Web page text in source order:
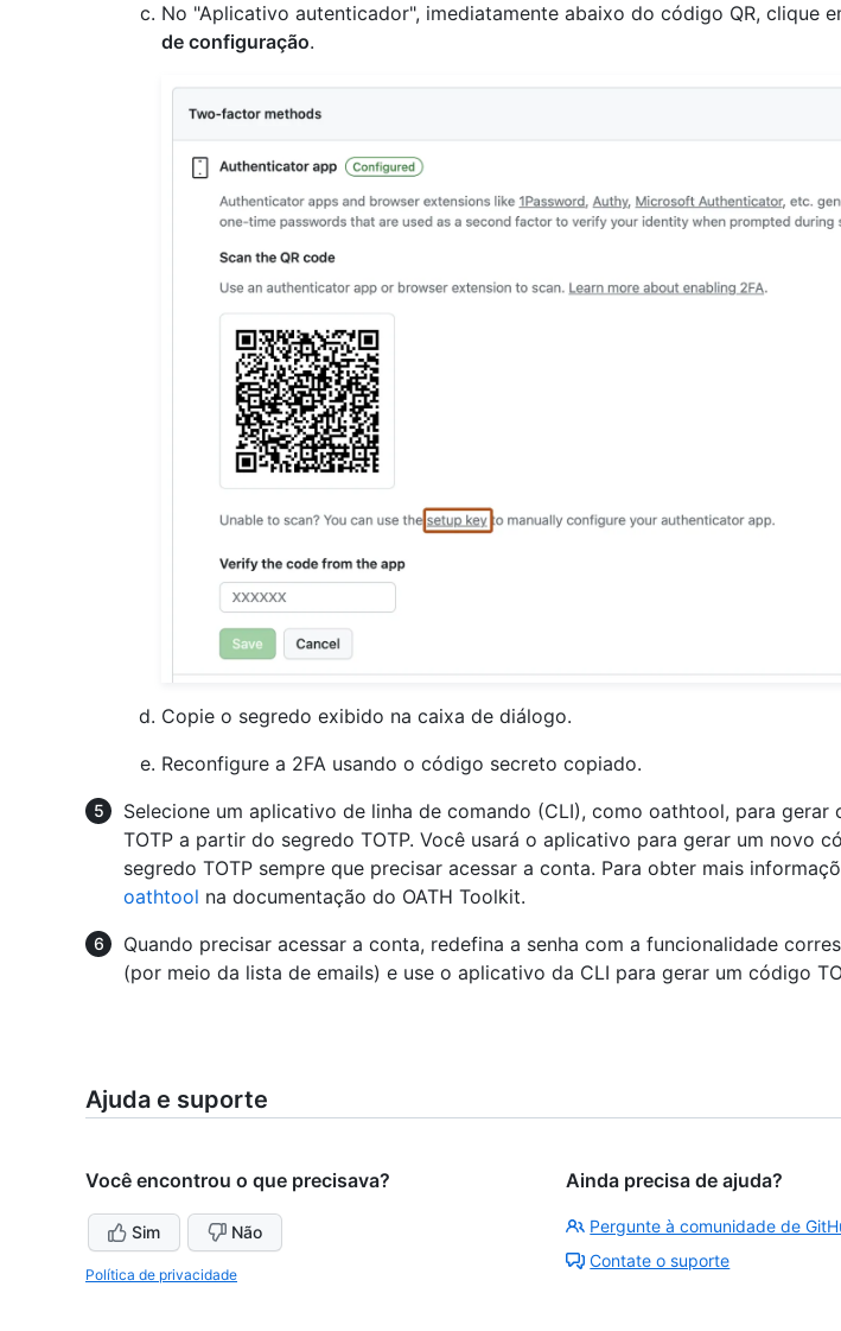
No "Aplicativo autenticador", imediatamente abaixo do código QR, clique
de configuração.
Copie o segredo exibido na caixa de diálogo.
Reconfigure a 2FA usando o código secreto copiado.
Selecione um aplicativo de linha de comando (CLI), como oathtool, para gerar
TOTP a partir do segredo TOTP. Você usará o aplicativo para gerar um novo
segredo TOTP sempre que precisar acessar a conta. Para obter mais
oathtool na documentação do OATH Toolkit.
Quando precisar acessar a conta, redefina a senha com a funcionalidade
(por meio da lista de emails) e use o aplicativo da CLI para gerar um código
Ajuda e suporte
Você encontrou o que precisava?
Sim Não
Política de privacidade
Ainda precisa de ajuda?
Pergunte à comunidade de
Contate o suporte